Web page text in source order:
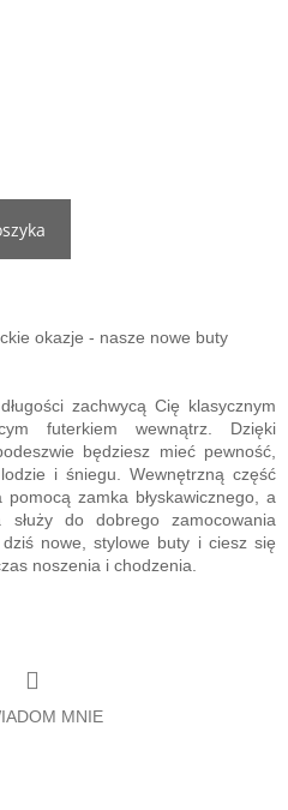
okazje - nasze nowe buty
zachwycą Cię klasycznym
futerkiem wewnątrz. Dzięki
będziesz mieć pewność,
i śniegu. Wewnętrzną część
zamka błyskawicznego, a
służy do dobrego zamocowania
nowe, stylowe buty i ciesz się
noszenia i chodzenia.
MNIE